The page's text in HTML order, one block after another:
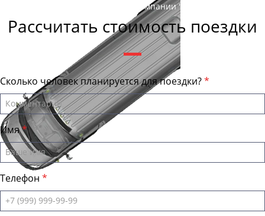
, директор компании "АстраханьБас"
Рассчитать стоимость поездки
Сколько человек планируется для поездки?
Имя
Телефон